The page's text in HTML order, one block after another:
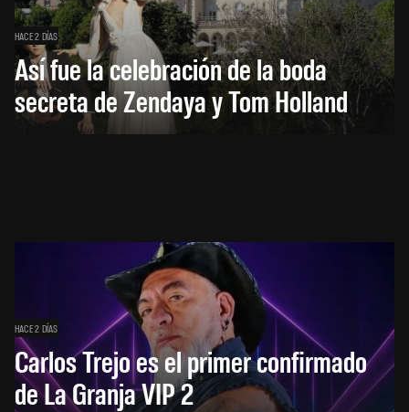
HACE 2 DÍAS
Así fue la celebración de la boda
secreta de Zendaya y Tom Holland
HACE 2 DÍAS
Carlos Trejo es el primer confirmado
de La Granja VIP 2